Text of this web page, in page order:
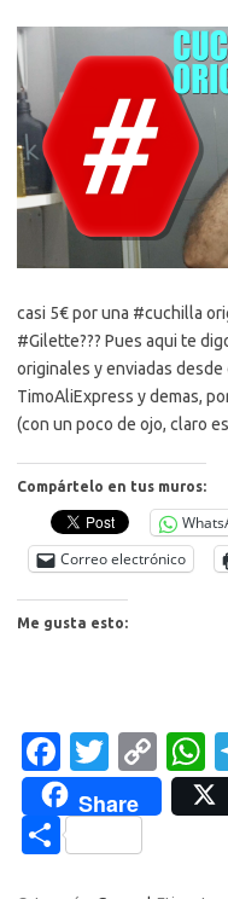
casi 5€ por una #cuchilla
#Gilette??? Pues aqui te
originales y enviadas
TimoAliExpress y demas,
(con un poco de ojo, claro
Compártelo en tus muros:
Correo electrónico
Me gusta esto:
Fa
c
e
b
T
w
it
te
C
o
p
h
Share
C